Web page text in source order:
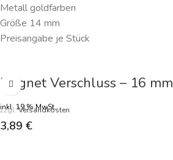
Metall goldfarben
Größe 14 mm
Preisangabe je Stück
Magnet Verschluss – 16 mm
inkl. 19 % MwSt.
zzgl.Versandkosten
3,89 €